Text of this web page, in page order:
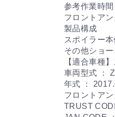
参考作業時間
フロントア
製品構成
スポイラー本
その他ショ
【適合車種
車両型式 ：
年式 ：
フロントア
TRUST